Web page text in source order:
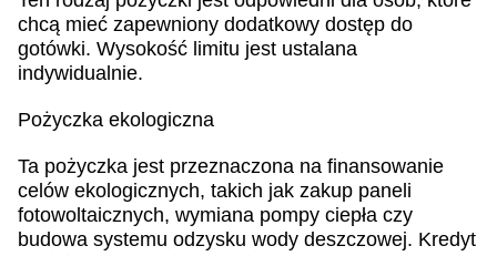
chcą mieć zapewniony dodatkowy dostęp do
gotówki. Wysokość limitu jest ustalana
indywidualnie.
Pożyczka ekologiczna
Ta pożyczka jest przeznaczona na finansowanie
celów ekologicznych, takich jak zakup paneli
fotowoltaicznych, wymiana pompy ciepła czy
budowa systemu odzysku wody deszczowej. Kredyt